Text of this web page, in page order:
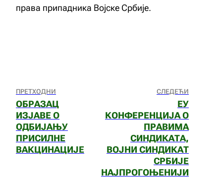
права припадника Војске Србије.
ПРЕТХОДНИ
ОБРАЗАЦ
ИЗЈАВЕ О
ОДБИЈАЊУ
ПРИСИЛНЕ
ВАКЦИНАЦИЈЕ
СЛЕДЕЋИ
EУ
КОНФЕРЕНЦИЈА О
ПРАВИМА
СИНДИКАТА,
ВОЈНИ СИНДИКАТ
СРБИЈЕ
НАЈПРОГОЊЕНИЈИ